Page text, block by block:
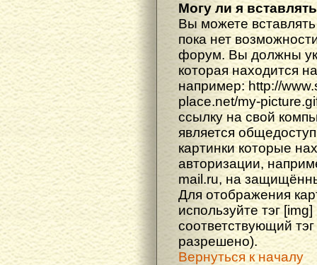
Могу ли я
Вы можете
пока нет
форум. Вы должны
которая находится
например: http://
place.net/my-
ссылку на свой
является
картинки которые
авторизации,
mail.ru, на
Для отображения
используйте тэг
соответствующий
разрешено).
Вернуться к началу